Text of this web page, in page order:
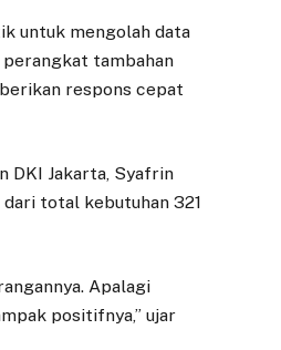
untuk mengolah data
tambahan
respons cepat
DKI Jakarta, Syafrin
total kebutuhan 321
Apalagi
positifnya,” ujar